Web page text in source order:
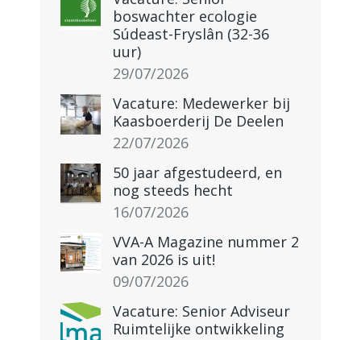
boswachter ecologie
Súdeast-Fryslân (32-36
uur)
29/07/2026
Vacature: Medewerker bij
Kaasboerderij De Deelen
22/07/2026
50 jaar afgestudeerd, en
nog steeds hecht
16/07/2026
VVA-A Magazine nummer 2
van 2026 is uit!
09/07/2026
Vacature: Senior Adviseur
Ruimtelijke ontwikkeling